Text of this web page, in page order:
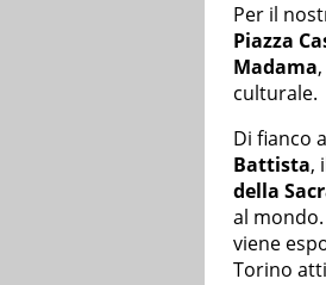
Per il
Piazza
Madama
culturale.
Di fianco
Battista,
della
al
viene
Torino